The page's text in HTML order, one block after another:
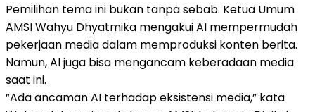
Pemilihan tema ini bukan tanpa sebab. Ketua Umum
AMSI Wahyu Dhyatmika mengakui AI mempermudah
pekerjaan media dalam memproduksi konten berita.
Namun, AI juga bisa mengancam keberadaan media
saat ini.
”Ada ancaman AI terhadap eksistensi media,” kata